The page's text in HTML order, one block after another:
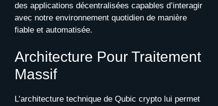
des applications décentralisées capables d’interagir
avec notre environnement quotidien de manière
fiable et automatisée.
Architecture Pour Traitement
Massif
L’architecture technique de Qubic crypto lui permet